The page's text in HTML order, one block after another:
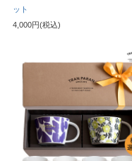
ット
4,000円(税込)